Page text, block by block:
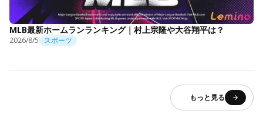
MLB最新ホームランランキング｜村上宗隆や大谷翔平は？
2026/8/5 スポーツ
もっと見る